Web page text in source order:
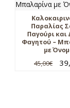
Παραλίας
Παγούρι και
Φαγητού –
με
45,00€